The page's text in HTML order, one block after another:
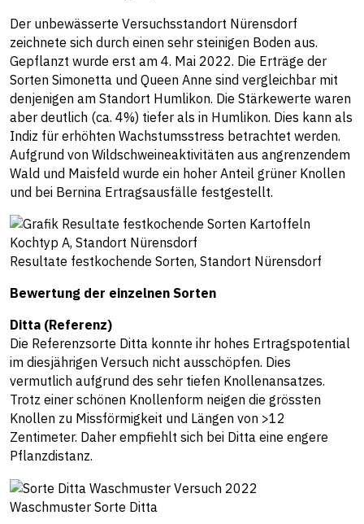
Der unbewässerte Versuchsstandort Nürensdorf
zeichnete sich durch einen sehr steinigen Boden aus.
Gepflanzt wurde erst am 4. Mai 2022. Die Erträge der
Sorten Simonetta und Queen Anne sind vergleichbar mit
denjenigen am Standort Humlikon. Die Stärkewerte waren
aber deutlich (ca. 4%) tiefer als in Humlikon. Dies kann als
Indiz für erhöhten Wachstumsstress betrachtet werden.
Aufgrund von Wildschweineaktivitäten aus angrenzendem
Wald und Maisfeld wurde ein hoher Anteil grüner Knollen
und bei Bernina Ertragsausfälle festgestellt.
Resultate festkochende Sorten, Standort Nürensdorf
Bewertung der einzelnen Sorten
Ditta (Referenz)
Die Referenzsorte Ditta konnte ihr hohes Ertragspotential
im diesjährigen Versuch nicht ausschöpfen. Dies
vermutlich aufgrund des sehr tiefen Knollenansatzes.
Trotz einer schönen Knollenform neigen die grössten
Knollen zu Missförmigkeit und Längen von >12
Zentimeter. Daher empfiehlt sich bei Ditta eine engere
Pflanzdistanz.
Waschmuster Sorte Ditta